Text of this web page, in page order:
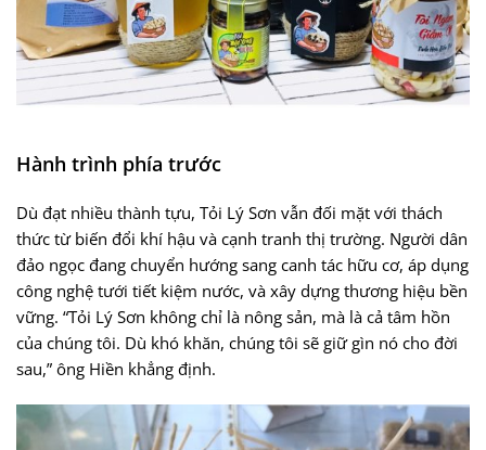
Hành trình phía trước
Dù đạt nhiều thành tựu, Tỏi Lý Sơn vẫn đối mặt với thách
thức từ biến đổi khí hậu và cạnh tranh thị trường. Người dân
đảo ngọc đang chuyển hướng sang canh tác hữu cơ, áp dụng
công nghệ tưới tiết kiệm nước, và xây dựng thương hiệu bền
vững. “Tỏi Lý Sơn không chỉ là nông sản, mà là cả tâm hồn
của chúng tôi. Dù khó khăn, chúng tôi sẽ giữ gìn nó cho đời
sau,” ông Hiền khẳng định.